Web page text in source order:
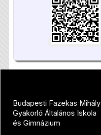
Budapesti Fazekas Mihály
Gyakorló Általános Iskola
és Gimnázium